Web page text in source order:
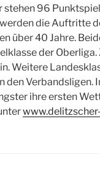
stehen 96
die Auftritte
über 40 Jahre.
der
Weitere
den Verbandsligen.
ihre ersten